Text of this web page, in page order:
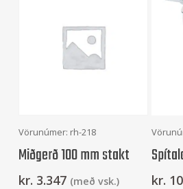
Setja Í Körfu
Vörunúmer: rh-218
Miðgerð 100 mm stakt
kr. 3.347 (með vsk.) kr.